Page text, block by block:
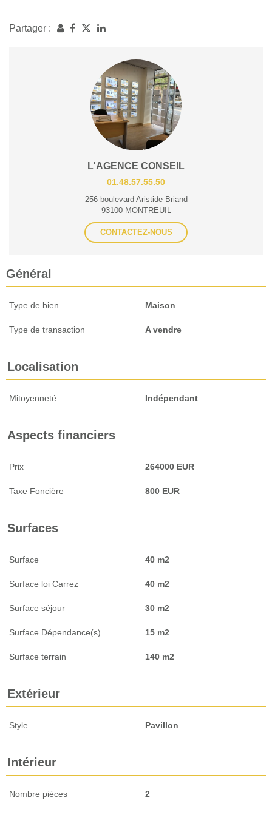
Partager :
L'AGENCE CONSEIL
01.48.57.55.50
256 boulevard Aristide Briand
93100 MONTREUIL
CONTACTEZ-NOUS
Général
Type de bien Maison
Type de transaction A vendre
Localisation
Mitoyenneté Indépendant
Aspects financiers
Prix 264000 EUR
Taxe Foncière 800 EUR
Surfaces
Surface 40 m2
Surface loi Carrez 40 m2
Surface séjour 30 m2
Surface Dépendance(s) 15 m2
Surface terrain 140 m2
Extérieur
Style Pavillon
Intérieur
Nombre pièces 2